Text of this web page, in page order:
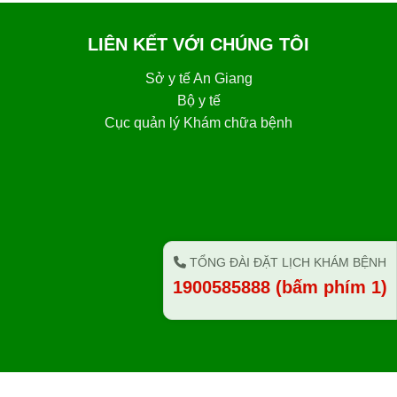
LIÊN KẾT VỚI CHÚNG TÔI
Sở y tế An Giang
Bộ y tế
Cục quản lý Khám chữa bệnh
TỔNG ĐÀI ĐẶT LỊCH KHÁM BỆNH
1900585888 (bấm phím 1)